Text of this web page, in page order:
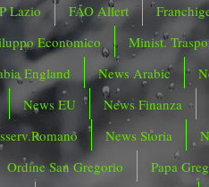
Lazio FAO Allert
Economico
Minist.
England News Arabic
News EU
News Finanza
News Storia
Ordine San Gregorio
Papa